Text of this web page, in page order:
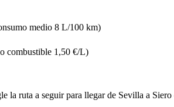
medio 8 L/100 km)
combustible 1,50 €/L)
la ruta a seguir para llegar de Sevilla a